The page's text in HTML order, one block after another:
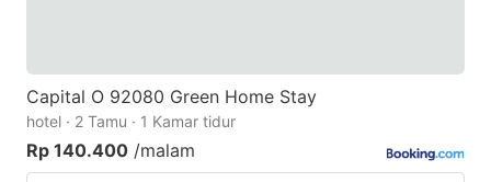
Capital O 92080 Green Home Stay
hotel · 2 Tamu · 1 Kamar tidur
Rp 140.400 /malam